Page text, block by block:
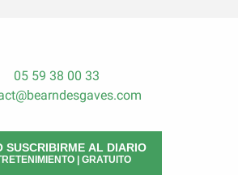
05 59 38 00 33
SUSCRIBIRME AL DIARIO
| GRATUITO